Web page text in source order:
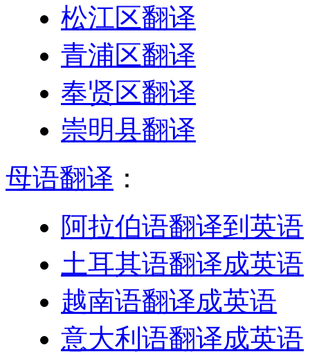
松江区翻译
青浦区翻译
奉贤区翻译
崇明县翻译
母语翻译 ：
阿拉伯语翻译到英语
土耳其语翻译成英语
越南语翻译成英语
意大利语翻译成英语